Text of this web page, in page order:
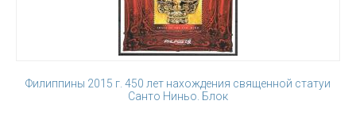
Филиппины 2015 г. 450 лет нахождения священной статуи
Санто Ниньо. Блок